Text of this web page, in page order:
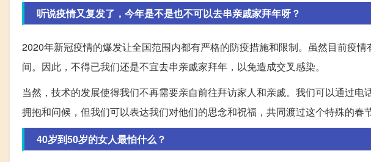
听说疫情又复发了，今年是不是也不可以去串亲戚家拜年呀？
2020年新冠疫情的爆发让全国范围内都有严格的防疫措施和限制。虽然目前疫
间。因此，不得已我们还是不宜去串亲戚家拜年，以免造成交叉感染。
当然，技术的发展使得我们不再需要亲自前往拜访家人和亲戚。我们可以通过
拥抱和问候，但我们可以表达我们对他们的思念和祝福，共同渡过这个特殊的春节
40岁到50岁的女人最怕什么？